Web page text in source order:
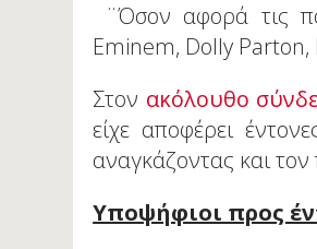
¨Όσον αφορά τις
Eminem, Dolly Parton,
Στον ακόλουθο
είχε αποφέρει
αναγκάζοντας και
Υποψήφιοι προς